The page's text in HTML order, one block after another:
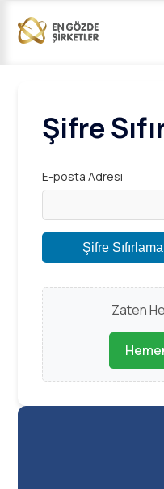
Şifre
E-posta Adresi
Şifre
Zaten